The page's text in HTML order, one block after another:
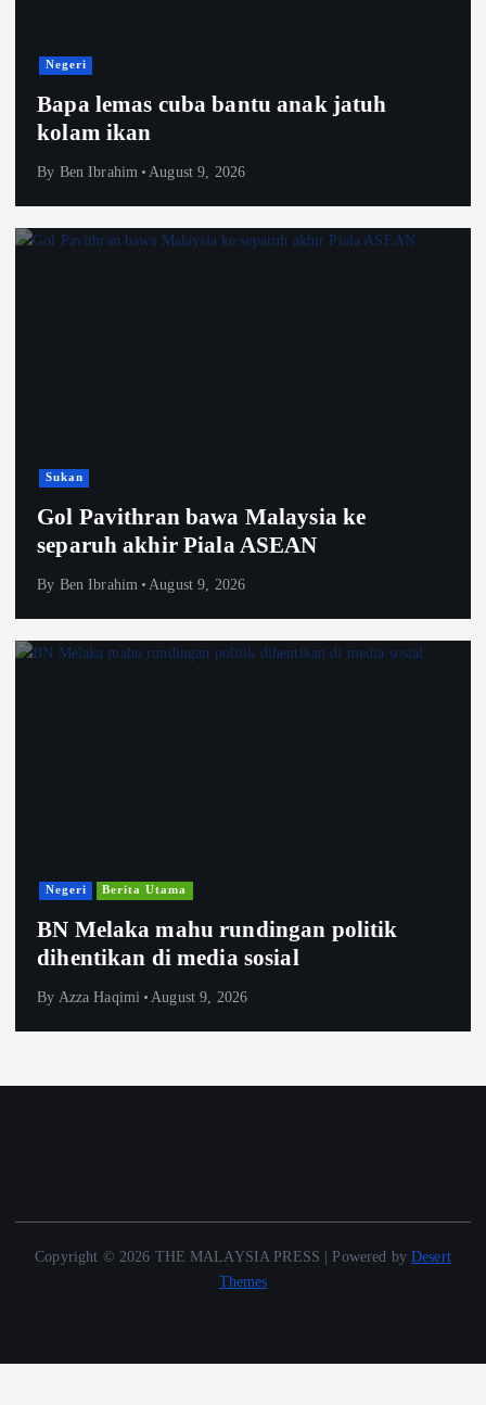
Negeri
Bapa lemas cuba bantu anak jatuh
kolam ikan
By Ben Ibrahim August 9, 2026
Sukan
Gol Pavithran bawa Malaysia ke
separuh akhir Piala ASEAN
By Ben Ibrahim August 9, 2026
Negeri Berita Utama
BN Melaka mahu rundingan politik
dihentikan di media sosial
By Azza Haqimi August 9, 2026
Copyright © 2026 THE MALAYSIA PRESS | Powered byDesert
Themes